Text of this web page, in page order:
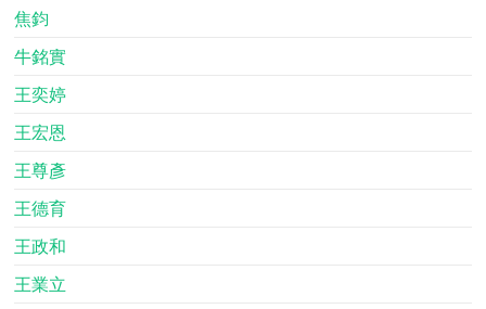
焦鈞
牛銘實
王奕婷
王宏恩
王尊彥
王德育
王政和
王業立